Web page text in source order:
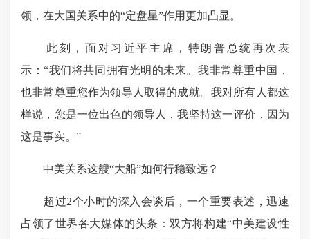
领，在大国关系中的“定盘星”作用更加凸显。
此刻，面对习近平主席，特朗普总统再次表
示：“我们将共同拥有光明的未来。我非常尊重中国，
也非常尊重您作为领导人取得的成就。我对所有人都这
样说，您是一位出色的领导人，我坚持这一评价，因为
这是事实。”
中美关系这艘“大船”如何行稳致远？
超过2个小时的深入会谈后，一个重要表述，迅速
占领了世界各大媒体的头条：双方将构建“中美建设性